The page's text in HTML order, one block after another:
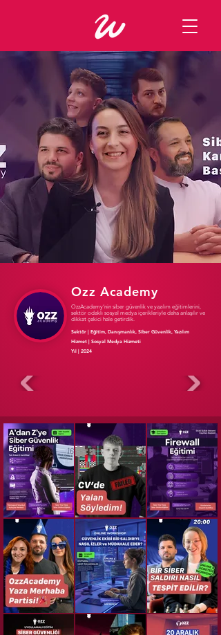
Ozz Academy
OzzAcademy’nin siber güvenlik ve yazılım eğitimlerini,
sektör odaklı sosyal medya içerikleriyle daha anlaşılır ve
dikkat çekici hale getirdik.
Sektör | Eğitim, Danışmanlık, Siber Güvenlik, Yazılım
Hizmet | Sosyal Medya Hizmeti
Yıl | 2024